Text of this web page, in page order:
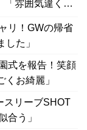
「雰囲気違くて
リ！GWの帰省
た」
式を報告！笑顔
お綺麗」
スリーブSHOT
合う」